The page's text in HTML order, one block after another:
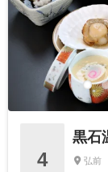
4
黒石
弘前